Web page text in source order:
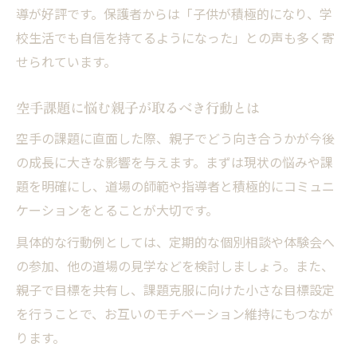
導が好評です。保護者からは「子供が積極的になり、学
校生活でも自信を持てるようになった」との声も多く寄
せられています。
空手課題に悩む親子が取るべき行動とは
空手の課題に直面した際、親子でどう向き合うかが今後
の成長に大きな影響を与えます。まずは現状の悩みや課
題を明確にし、道場の師範や指導者と積極的にコミュニ
ケーションをとることが大切です。
具体的な行動例としては、定期的な個別相談や体験会へ
の参加、他の道場の見学などを検討しましょう。また、
親子で目標を共有し、課題克服に向けた小さな目標設定
を行うことで、お互いのモチベーション維持にもつなが
ります。